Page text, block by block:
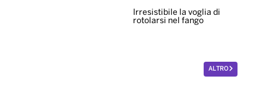
Irresistibile la voglia di
rotolarsi nel fango
ALTRO